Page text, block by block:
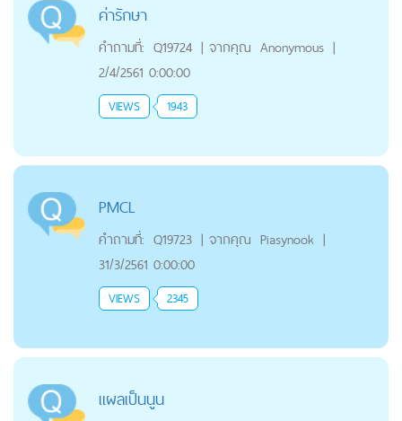
ค่ารักษา
คำถามที่: Q19724 | จากคุณ Anonymous |
2/4/2561 0:00:00
VIEWS 1943
PMCL
คำถามที่: Q19723 | จากคุณ Piasynook |
31/3/2561 0:00:00
VIEWS 2345
แผลเป็นนูน